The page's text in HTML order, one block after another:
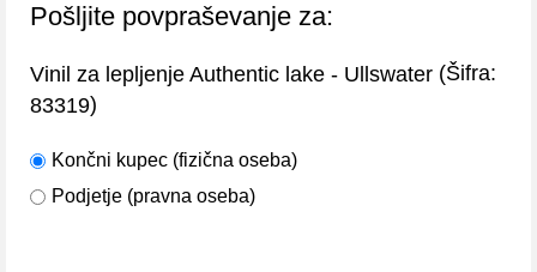
Pošljite povpraševanje za:
Vinil za lepljenje Authentic lake - Ullswater (Šifra:
83319)
Končni kupec (fizična oseba)
Podjetje (pravna oseba)